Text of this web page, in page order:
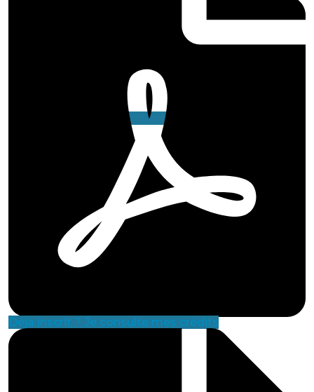
Déjà inscrit ? Je consulte mes crédits